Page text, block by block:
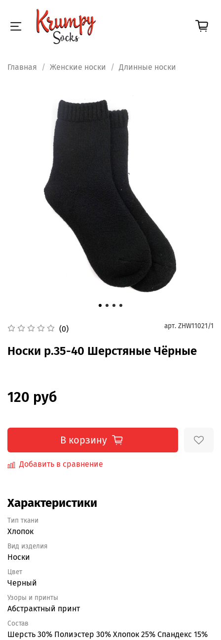
Главная Женские носки Длинные носки
(0) арт. ZHW11021/1
Носки р.35-40 Шерстяные Чёрные
120 руб
В корзину
Добавить в сравнение
Характеристики
Тип ткани
Хлопок
Вид изделия
Носки
Цвет
Черный
Узоры и принты
Абстрактный принт
Состав
Шерсть 30% Полиэстер 30% Хлопок 25% Спандекс 15%